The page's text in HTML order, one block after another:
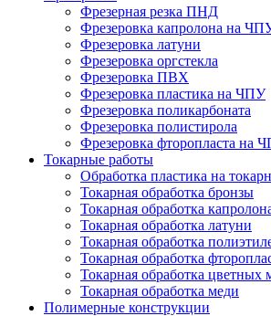
Фрезерная резка ПНД
Фрезеровка капролона на
Фрезеровка латуни
Фрезеровка оргстекла
Фрезеровка ПВХ
Фрезеровка пластика на ЧПУ
Фрезеровка поликарбоната
Фрезеровка полистирола
Фрезеровка фторопласта на
Токарные работы
Обработка пластика на
Токарная обработка бронзы
Токарная обработка
Токарная обработка латуни
Токарная обработка
Токарная обработка
Токарная обработка цветных
Токарная обработка меди
Полимерные конструкции